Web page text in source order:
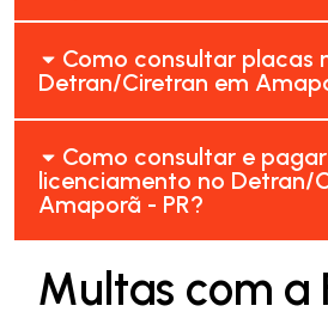
Como consultar placas
Detran/Ciretran em
Como consultar e
licenciamento no Detran/
Amaporã - PR?
Multas com a